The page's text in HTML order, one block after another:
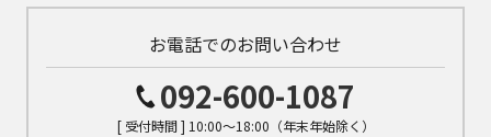
お電話でのお問い合わせ
092-600-1087
[ 受付時間 ] 10:00～18:00（年末年始除く）